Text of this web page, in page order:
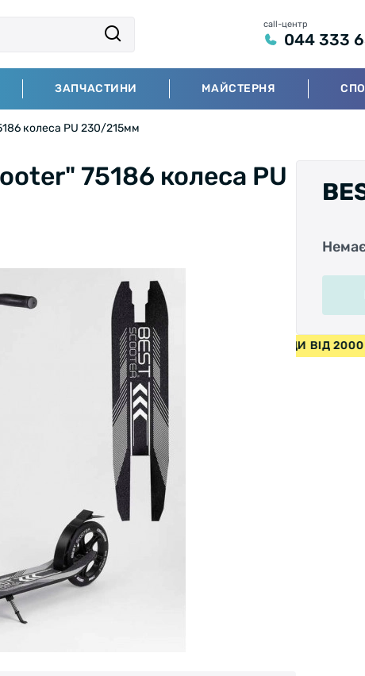
call-центр
044 333
ЗАПЧАСТИНИ МАЙСТЕРНЯ
колеса PU 230/215мм
75186 колеса PU
2000 ГРН • БЕЗКОШТОВНА ДОСТАВКА НА ВЕЛОСИПЕДИ